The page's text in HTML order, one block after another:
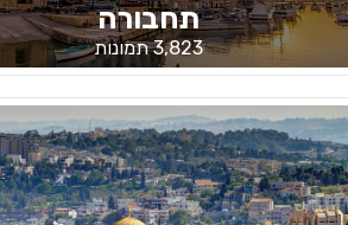
תחבורה
3,823 תמונות